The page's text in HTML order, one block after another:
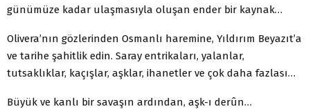
günümüze kadar ulaşmasıyla oluşan ender bir kaynak…
Olivera’nın gözlerinden Osmanlı haremine, Yıldırım Beyazıt’a
ve tarihe şahitlik edin. Saray entrikaları, yalanlar,
tutsaklıklar, kaçışlar, aşklar, ihanetler ve çok daha fazlası…
Büyük ve kanlı bir savaşın ardından, aşk-ı derûn…